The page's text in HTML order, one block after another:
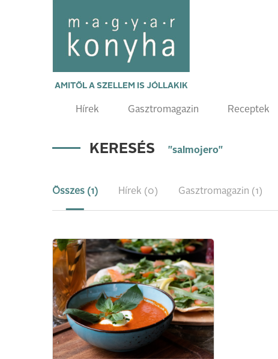
AMITŐL A SZELLEM IS JÓLLAKIK
Hírek Gasztromagazin Receptek
KERESÉS "salmojero"
Összes (1) Hírek (0) Gasztromagazin (1)